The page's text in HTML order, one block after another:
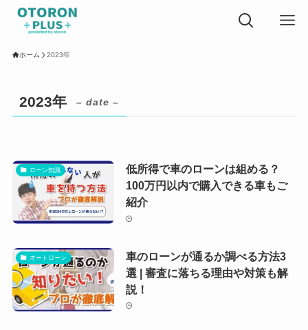
ホーム 2023年
2023年 – date –
ローン知識
低所得で車のローンは組める？
100万円以内で購入できる車もご
紹介
オートローン
車のローンが通るか調べる方法3
選 | 審査に落ちる理由や対策も解
説！